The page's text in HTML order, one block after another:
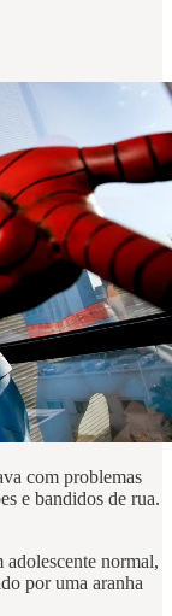
com problemas
e bandidos de rua.
normal,
por uma aranha